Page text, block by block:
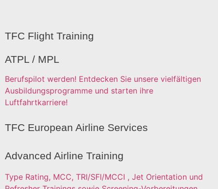
TFC Flight Training
ATPL / MPL
Berufspilot werden! Entdecken Sie unsere vielfältigen
Ausbildungsprogramme und starten ihre
Luftfahrtkarriere!
TFC European Airline Services
Advanced Airline Training
Type Rating, MCC, TRI/SFI/MCCI , Jet Orientation und